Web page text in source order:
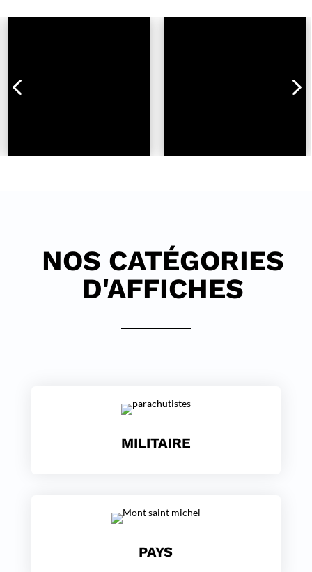
4 5
NOS CATÉGORIES
D'AFFICHES
MILITAIRE
PAYS